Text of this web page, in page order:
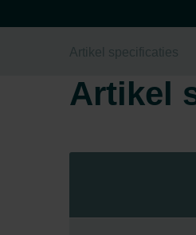
Artikel specificaties
Artikel